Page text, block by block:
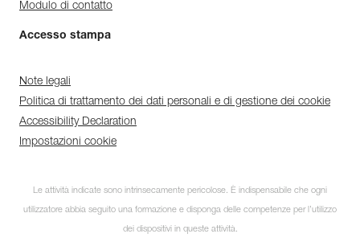
Modulo di contatto
Accesso stampa
Note legali
Politica di trattamento dei dati personali e di gestione dei cookie
Accessibility Declaration
Impostazioni cookie
Le attività indicate sono intrinsecamente pericolose. È indispensabile che ogni
utilizzatore abbia seguito una formazione e disponga delle competenze per l’utilizzo
dei dispositivi in queste attività.